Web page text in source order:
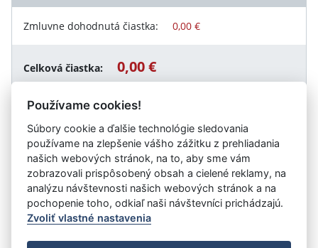
Zmluvne dohodnutá čiastka: 0,00 €
Celková čiastka: 0,00 €
Návrat späť
Vystavil:Mesto Pezinok
Úrad vlády SR - Všetky práva vyhradené
Používame cookies!
Súbory cookie a ďalšie technológie sledovania
používame na zlepšenie vášho zážitku z prehliadania
našich webových stránok, na to, aby sme vám
zobrazovali prispôsobený obsah a cielené reklamy, na
analýzu návštevnosti našich webových stránok a na
pochopenie toho, odkiaľ naši návštevníci prichádzajú.
Zvoliť vlastné nastavenia